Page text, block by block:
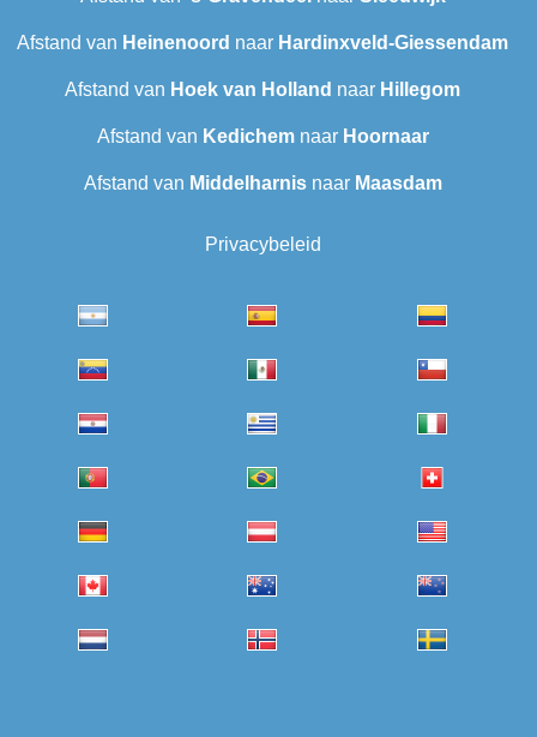
Afstand van Heinenoord naar Hardinxveld-Giessendam
Afstand van Hoek van Holland naar Hillegom
Afstand van Kedichemnaar Hoornaar
Afstand van Middelharnisnaar Maasdam
Privacybeleid